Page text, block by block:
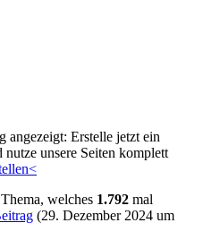
angezeigt: Erstelle jetzt ein
unsere Seiten komplett
welches 1.792 mal
(29. Dezember 2024 um